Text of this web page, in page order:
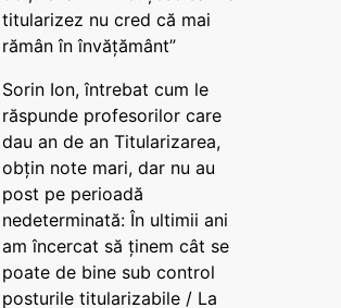
titularizez nu cred că mai
rămân în învățământ”
Sorin Ion, întrebat cum le
răspunde profesorilor care
dau an de an Titularizarea,
obțin note mari, dar nu au
post pe perioadă
nedeterminată: În ultimii ani
am încercat să ținem cât se
poate de bine sub control
posturile titularizabile / La